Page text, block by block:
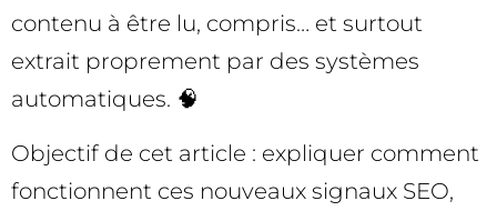
contenu à être lu, compris… et surtout
extrait proprement par des systèmes
automatiques. 🧠
Objectif de cet article : expliquer comment
fonctionnent ces nouveaux signaux SEO,